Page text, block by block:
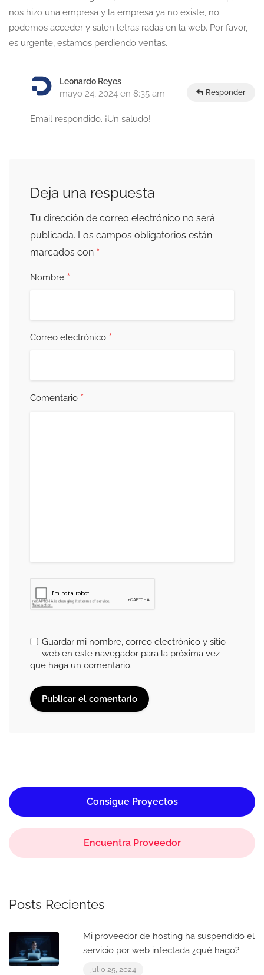
nos hizo una empresa y la empresa ya no existe, no
podemos acceder y salen letras radas en la web. Por favor,
es urgente, estamos perdiendo ventas.
Leonardo Reyes
mayo 24, 2024 en 8:35 am Responder
Email respondido. ¡Un saludo!
Deja una respuesta
Tu dirección de correo electrónico no será
publicada. Los campos obligatorios están
marcados con *
Nombre *
Correo electrónico *
Comentario *
Guardar mi nombre, correo electrónico y sitio
web en este navegador para la próxima vez
que haga un comentario.
Consigue Proyectos
Encuentra Proveedor
Posts Recientes
Mi proveedor de hosting ha suspendido el
servicio por web infectada ¿qué hago?
julio 25, 2024